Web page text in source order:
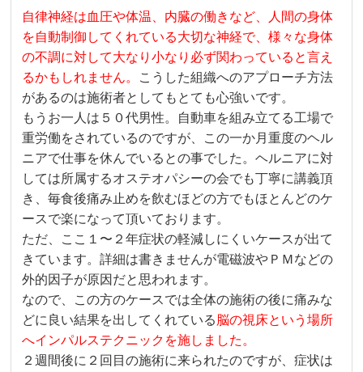
自律神経は血圧や体温、内臓の働きなど、人間の身体
を自動制御してくれている大切な神経で、様々な身体
の不調に対して大なり小なり必ず関わっていると言え
るかもしれません。
こうした組織へのアプローチ方法
があるのは施術者としてもとても心強いです。
もうお一人は５０代男性。自動車を組み立てる工場で
重労働をされているのですが、この一か月重度のヘル
ニアで仕事を休んでいるとの事でした。ヘルニアに対
しては所属するオステオパシーの会でも丁寧に講義頂
き、毎食後痛み止めを飲むほどの方でもほとんどのケ
ースで楽になって頂いております。
ただ、ここ１〜２年症状の軽減しにくいケースが出て
きています。詳細は書きませんが電磁波やＰＭなどの
外的因子が原因だと思われます。
なので、この方のケースでは全体の施術の後に痛みな
どに良い結果を出してくれている 脳の視床という場所
へインパルステクニックを施しました。
２週間後に２回目の施術に来られたのですが、症状は